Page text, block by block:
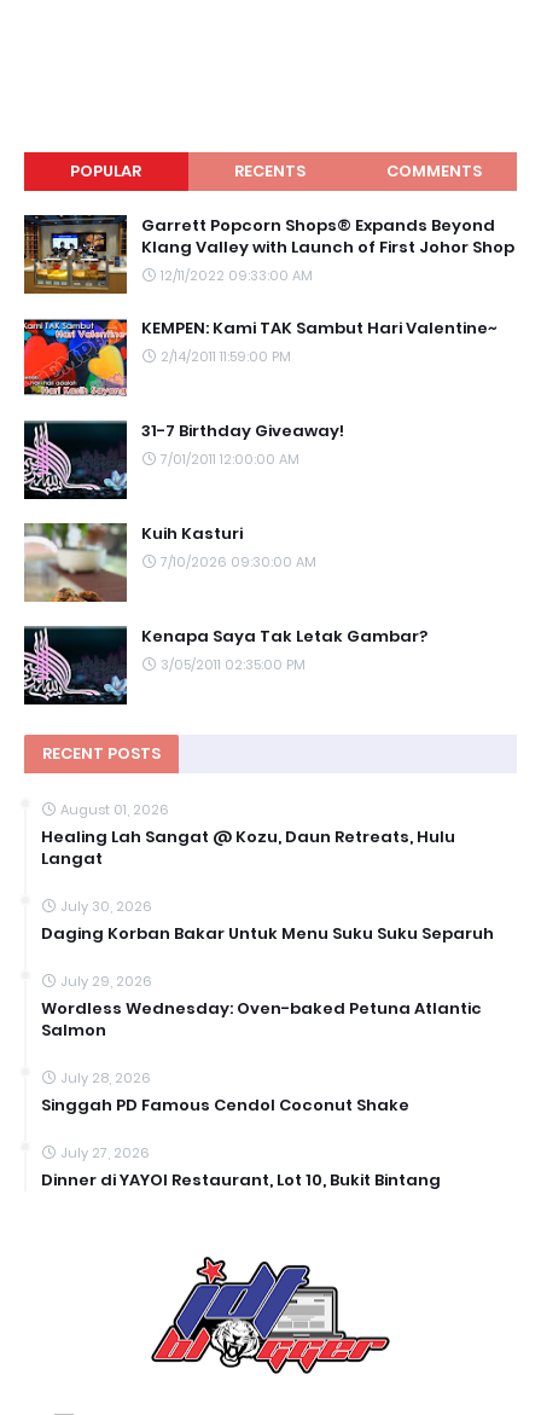
POPULAR RECENTS COMMENTS
Garrett Popcorn Shops® Expands Beyond
Klang Valley with Launch of First Johor Shop
12/11/2022 09:33:00 AM
KEMPEN: Kami TAK Sambut Hari Valentine~
2/14/2011 11:59:00 PM
31-7 Birthday Giveaway!
7/01/2011 12:00:00 AM
Kuih Kasturi
7/10/2026 09:30:00 AM
Kenapa Saya Tak Letak Gambar?
3/05/2011 02:35:00 PM
RECENT POSTS
August 01, 2026
Healing Lah Sangat @ Kozu, Daun Retreats, Hulu
Langat
July 30, 2026
Daging Korban Bakar Untuk Menu Suku Suku Separuh
July 29, 2026
Wordless Wednesday: Oven-baked Petuna Atlantic
Salmon
July 28, 2026
Singgah PD Famous Cendol Coconut Shake
July 27, 2026
Dinner di YAYOI Restaurant, Lot 10, Bukit Bintang